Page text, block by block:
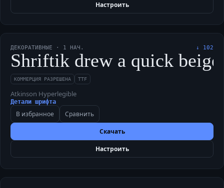
Настроить
ДЕКОРАТИВНЫЕ · 1 НАЧ. ↓ 102
Shriftik drew a quick
КОММЕРЦИЯ РАЗРЕШЕНА TTF
Atkinson Hyperlegible
Детали шрифта
В избранное Сравнить
Скачать
Настроить